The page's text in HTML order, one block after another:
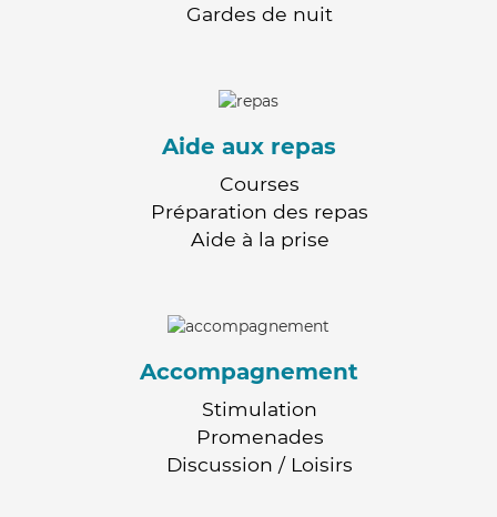
Gardes de nuit
Aide aux repas
Courses
Préparation des repas
Aide à la prise
Accompagnement
Stimulation
Promenades
Discussion / Loisirs